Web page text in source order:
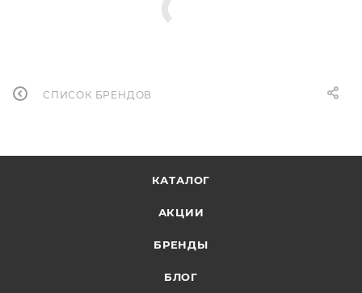
СПИСОК БРЕНДОВ
КАТАЛОГ
АКЦИИ
БРЕНДЫ
БЛОГ